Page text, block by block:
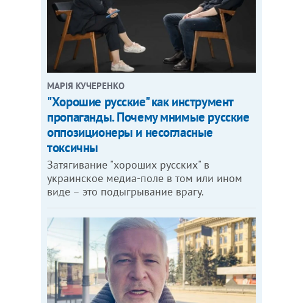
МАРІЯ КУЧЕРЕНКО
"Хорошие русские" как инструмент
пропаганды. Почему мнимые русские
оппозиционеры и несогласные
токсичны
Затягивание "хороших русских" в
украинское медиа-поле в том или ином
виде – это подыгрывание врагу.